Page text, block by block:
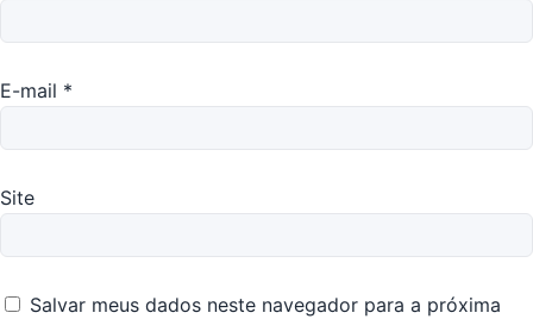
E-mail *
Site
Salvar meus dados neste navegador para a próxima